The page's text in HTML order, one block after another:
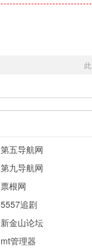
第五导航网
第九导航网
票根网
5557追剧
新金山论坛
mt管理器